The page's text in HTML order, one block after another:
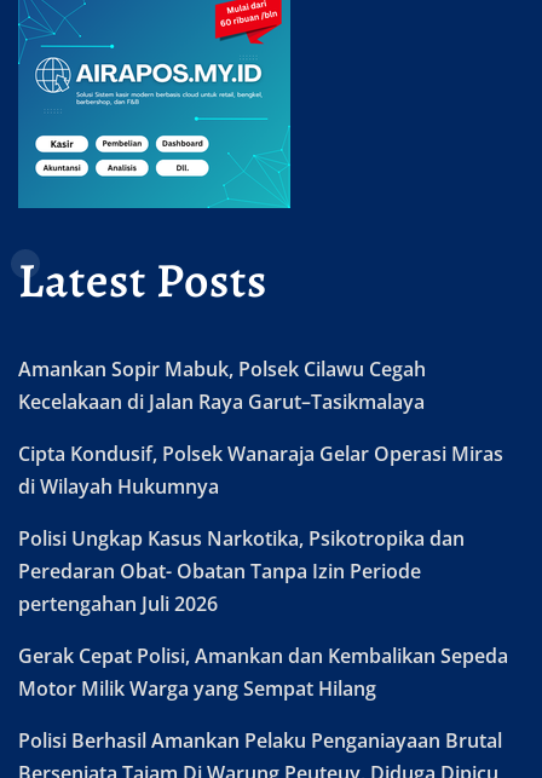
Latest Posts
Amankan Sopir Mabuk, Polsek Cilawu Cegah
Kecelakaan di Jalan Raya Garut–Tasikmalaya
Cipta Kondusif, Polsek Wanaraja Gelar Operasi Miras
di Wilayah Hukumnya
Polisi Ungkap Kasus Narkotika, Psikotropika dan
Peredaran Obat- Obatan Tanpa Izin Periode
pertengahan Juli 2026
Gerak Cepat Polisi, Amankan dan Kembalikan Sepeda
Motor Milik Warga yang Sempat Hilang
Polisi Berhasil Amankan Pelaku Penganiayaan Brutal